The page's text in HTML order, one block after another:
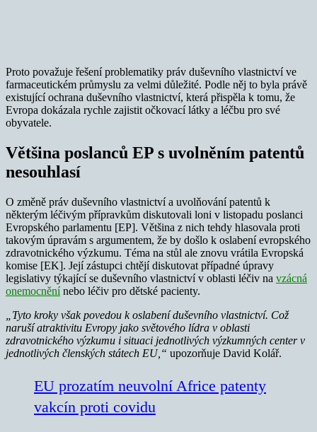
Proto považuje řešení problematiky práv duševního vlastnictví ve
farmaceutickém průmyslu za velmi důležité. Podle něj to byla právě
existující ochrana duševního vlastnictví, která přispěla k tomu, že
Evropa dokázala rychle zajistit očkovací látky a léčbu pro své
obyvatele.
Většina poslanců EP s uvolněním patentů
nesouhlasí
O změně práv duševního vlastnictví a uvolňování patentů k
některým léčivým přípravkům diskutovali loni v listopadu poslanci
Evropského parlamentu [EP]. Většina z nich tehdy hlasovala proti
takovým úpravám s argumentem, že by došlo k oslabení evropského
zdravotnického výzkumu. Téma na stůl ale znovu vrátila Evropská
komise [EK]. Její zástupci chtějí diskutovat případné úpravy
legislativy týkající se duševního vlastnictví v oblasti léčiv na vzácná
onemocněnínebo léčiv pro dětské pacienty.
„Tyto kroky však povedou k oslabení duševního vlastnictví. Což
naruší atraktivitu Evropy jako světového lídra v oblasti
zdravotnického výzkumu i situaci jednotlivých výzkumných center v
jednotlivých členských státech EU,“ upozorňuje David Kolář.
EU prozatím neuvolní Africe patenty
vakcín proti covidu